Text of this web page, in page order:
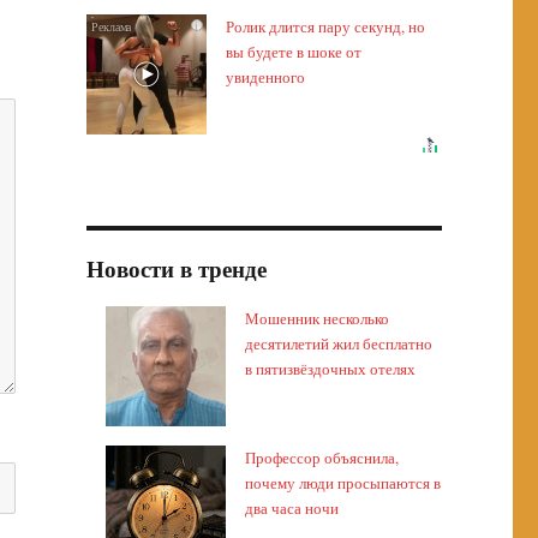
i
Ролик длится пару секунд, но
вы будете в шоке от
увиденного
Новости в тренде
Мошенник несколько
десятилетий жил бесплатно
в пятизвёздочных отелях
Профессор объяснила,
почему люди просыпаются в
два часа ночи